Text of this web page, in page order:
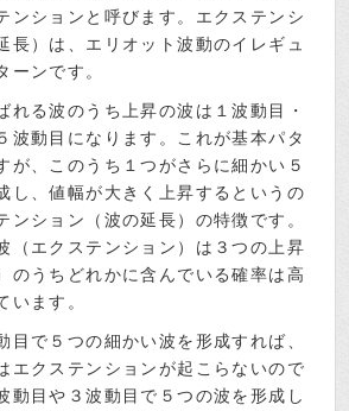
ンションと呼びます。エクステンシ
長）は、エリオット波動のイレギュ
ーンです。
れる波のうち上昇の波は１波動目・
波動目になります。これが基本パタ
が、このうち１つがさらに細かい５
し、値幅が大きく上昇するというの
ンション（波の延長）の特徴です。
（エクステンション）は３つの上昇
のうちどれかに含んでいる確率は高
います。
目で５つの細かい波を形成すれば、
エクステンションが起こらないので
動目や３波動目で５つの波を形成し